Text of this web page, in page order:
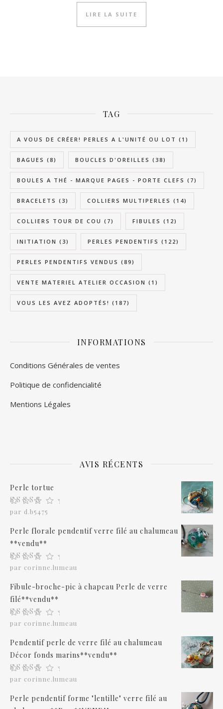
LIRE LA SUITE
TAG
A VOUS DE CRÉER! PERLES A L'UNITÉ OU LOT (1)
BAGUES (8) BOUCLES D'OREILLES (38)
BOULES A THÉ - MARQUE PAGES - PORTE CLEFS (7)
BRACELETS (3) COLLIERS MULTIPERLES (14)
COLLIERS TOUR DE COU (7) FIBULES (12)
INITIATION (3) PERLES PENDENTIFS (122)
PERLES PENDENTIFS VENDUS (89)
VENTE MATERIEL ATELIER OCCASION (1)
VOUS LES AVEZ ADOPTÉS! (187)
INFORMATIONS
Conditions Générales de ventes
Politique de confidencialité
Mentions Légales
AVIS RÉCENTS
Perle tortue
Note 5sur 5
par d.b5475
Perle florale pendentif verre filé au chalumeau
**vendu**
Note5sur 5
par corinne.lumeau
Fibule-broche-pic à chapeau Perle de verre
filé**vendu**
Note5sur 5
par corinne.lumeau
Pendentif perle de verre filé au chalumeau
Décor fonds marins**vendu**
Note5sur 5
par corinne.lumeau
Perle pendentif forme "lentille" verre filé au